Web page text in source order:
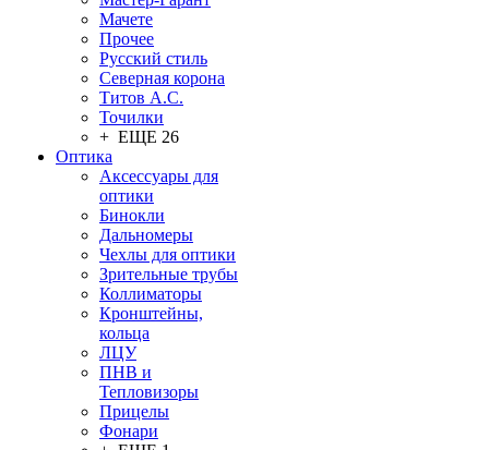
Мачете
Прочее
Русский стиль
Северная корона
Титов А.С.
Точилки
+ ЕЩЕ 26
Оптика
Аксессуары для
оптики
Бинокли
Дальномеры
Чехлы для оптики
Зрительные трубы
Коллиматоры
Кронштейны,
кольца
ЛЦУ
ПНВ и
Тепловизоры
Прицелы
Фонари